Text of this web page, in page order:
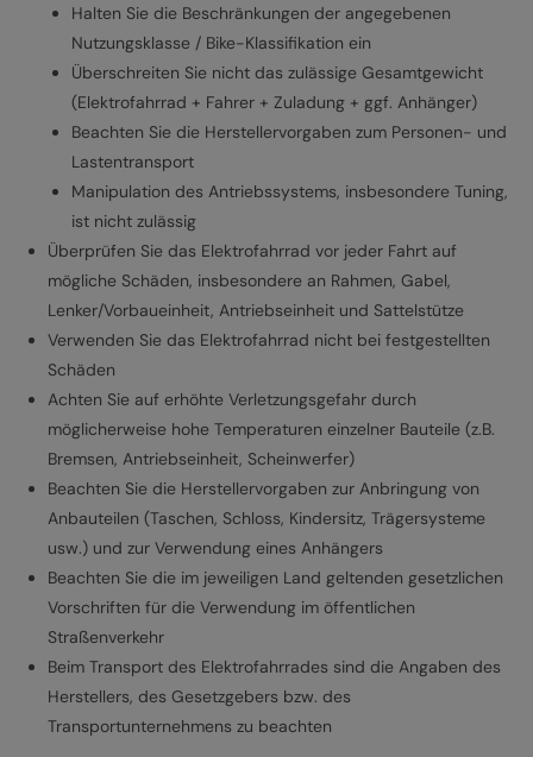
Halten Sie die Beschränkungen der angegebenen
Nutzungsklasse / Bike-Klassifikation ein
Überschreiten Sie nicht das zulässige Gesamtgewicht
(Elektrofahrrad + Fahrer + Zuladung + ggf. Anhänger)
Beachten Sie die Herstellervorgaben zum Personen- und
Lastentransport
Manipulation des Antriebssystems, insbesondere Tuning,
ist nicht zulässig
Überprüfen Sie das Elektrofahrrad vor jeder Fahrt auf
mögliche Schäden, insbesondere an Rahmen, Gabel,
Lenker/Vorbaueinheit, Antriebseinheit und Sattelstütze
Verwenden Sie das Elektrofahrrad nicht bei festgestellten
Schäden
Achten Sie auf erhöhte Verletzungsgefahr durch
möglicherweise hohe Temperaturen einzelner Bauteile (z.B.
Bremsen, Antriebseinheit, Scheinwerfer)
Beachten Sie die Herstellervorgaben zur Anbringung von
Anbauteilen (Taschen, Schloss, Kindersitz, Trägersysteme
usw.) und zur Verwendung eines Anhängers
Beachten Sie die im jeweiligen Land geltenden gesetzlichen
Vorschriften für die Verwendung im öffentlichen
Straßenverkehr
Beim Transport des Elektrofahrrades sind die Angaben des
Herstellers, des Gesetzgebers bzw. des
Transportunternehmens zu beachten